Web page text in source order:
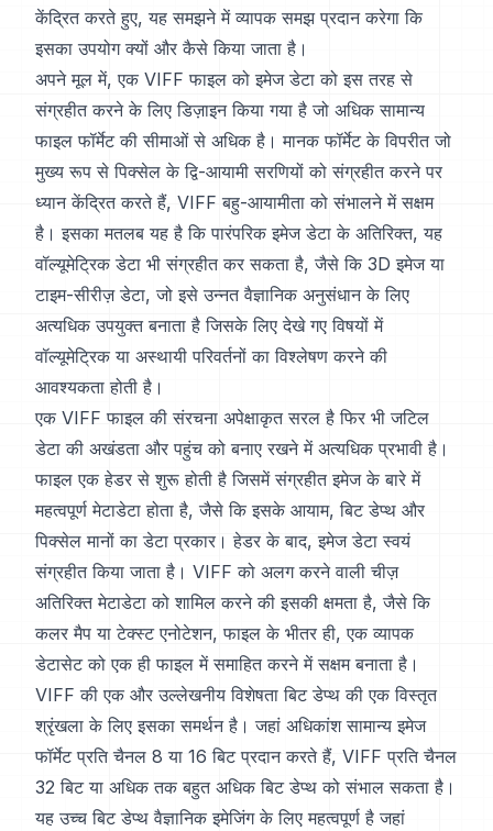
केंद्रित करते हुए, यह समझने में व्यापक समझ प्रदान करेगा कि
इसका उपयोग क्यों और कैसे किया जाता है।
अपने मूल में, एक VIFF फाइल को इमेज डेटा को इस तरह से
संग्रहीत करने के लिए डिज़ाइन किया गया है जो अधिक सामान्य
फाइल फॉर्मेट की सीमाओं से अधिक है। मानक फॉर्मेट के विपरीत जो
मुख्य रूप से पिक्सेल के द्वि-आयामी सरणियों को संग्रहीत करने पर
ध्यान केंद्रित करते हैं, VIFF बहु-आयामीता को संभालने में सक्षम
है। इसका मतलब यह है कि पारंपरिक इमेज डेटा के अतिरिक्त, यह
वॉल्यूमेट्रिक डेटा भी संग्रहीत कर सकता है, जैसे कि 3D इमेज या
टाइम-सीरीज़ डेटा, जो इसे उन्नत वैज्ञानिक अनुसंधान के लिए
अत्यधिक उपयुक्त बनाता है जिसके लिए देखे गए विषयों में
वॉल्यूमेट्रिक या अस्थायी परिवर्तनों का विश्लेषण करने की
आवश्यकता होती है।
एक VIFF फाइल की संरचना अपेक्षाकृत सरल है फिर भी जटिल
डेटा की अखंडता और पहुंच को बनाए रखने में अत्यधिक प्रभावी है।
फाइल एक हेडर से शुरू होती है जिसमें संग्रहीत इमेज के बारे में
महत्वपूर्ण मेटाडेटा होता है, जैसे कि इसके आयाम, बिट डेप्थ और
पिक्सेल मानों का डेटा प्रकार। हेडर के बाद, इमेज डेटा स्वयं
संग्रहीत किया जाता है। VIFF को अलग करने वाली चीज़
अतिरिक्त मेटाडेटा को शामिल करने की इसकी क्षमता है, जैसे कि
कलर मैप या टेक्स्ट एनोटेशन, फाइल के भीतर ही, एक व्यापक
डेटासेट को एक ही फाइल में समाहित करने में सक्षम बनाता है।
VIFF की एक और उल्लेखनीय विशेषता बिट डेप्थ की एक विस्तृत
श्रृंखला के लिए इसका समर्थन है। जहां अधिकांश सामान्य इमेज
फॉर्मेट प्रति चैनल 8 या 16 बिट प्रदान करते हैं, VIFF प्रति चैनल
32 बिट या अधिक तक बहुत अधिक बिट डेप्थ को संभाल सकता है।
यह उच्च बिट डेप्थ वैज्ञानिक इमेजिंग के लिए महत्वपूर्ण है जहां